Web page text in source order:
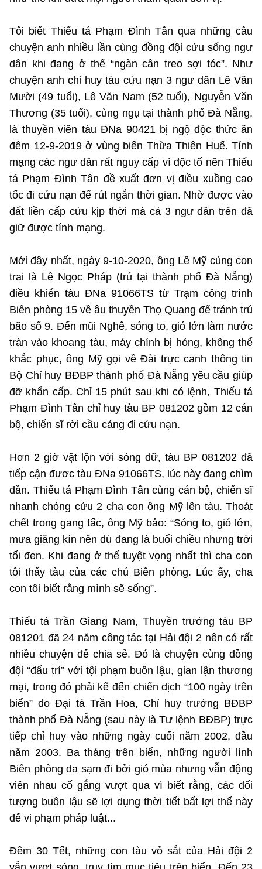
Giám đốc Trung tâm Truyền thông Khoa học và Công nghệ.
Địa chỉ: Ban Biên tập Cổng TTĐT - 18 Nguyễn Du, TP. Hà Nội
Điện thoại: 024 3936 9506
Email: stc@mst.gov.vn
©2026 Bản quyền thuộc Bộ Khoa Học và Công Nghệ
(Ghi rõ nguồn "https://mst.gov.vn" khi phát hành lại thông tin từ
website này)
Tôi biết Thiếu tá Phạm Đình Tân qua những câu
chuyện anh nhiều lần cùng đồng đội cứu sống ngư
dân khi đang ở thế “ngàn cân treo sợi tóc”. Như
chuyện anh chỉ huy tàu cứu nạn 3 ngư dân Lê Văn
Mười (49 tuổi), Lê Văn Nam (52 tuổi), Nguyễn Văn
Thương (35 tuổi), cùng ngụ tại thành phố Đà Nẵng,
là thuyền viên tàu ĐNa 90421 bị ngộ độc thức ăn
đêm 12-9-2019 ở vùng biển Thừa Thiên Huế. Tính
mạng các ngư dân rất nguy cấp vì độc tố nên Thiếu
tá Phạm Đình Tân đề xuất đơn vị điều xuồng cao
tốc đi cứu nạn để rút ngắn thời gian. Nhờ được vào
đất liền cấp cứu kịp thời mà cả 3 ngư dân trên đã
giữ được tính mạng.
Mới đây nhất, ngày 9-10-2020, ông Lê Mỹ cùng con
trai là Lê Ngọc Pháp (trú tại thành phố Đà Nẵng)
điều khiển tàu ĐNa 91066TS từ Trạm công trình
Biên phòng 15 về âu thuyền Thọ Quang để tránh trú
bão số 9. Đến mũi Nghê, sóng to, gió lớn làm nước
tràn vào khoang tàu, máy chính bị hỏng, không thể
khắc phục, ông Mỹ gọi về Đài trực canh thông tin
Bộ Chỉ huy BĐBP thành phố Đà Nẵng yêu cầu giúp
đỡ khẩn cấp. Chỉ 15 phút sau khi có lệnh, Thiếu tá
Phạm Đình Tân chỉ huy tàu BP 081202 gồm 12 cán
bộ, chiến sĩ rời cầu cảng đi cứu nạn.
Hơn 2 giờ vật lộn với sóng dữ, tàu BP 081202 đã
tiếp cận đươc tàu ĐNa 91066TS, lúc này đang chìm
dần. Thiếu tá Phạm Đình Tân cùng cán bộ, chiến sĩ
nhanh chóng cứu 2 cha con ông Mỹ lên tàu. Thoát
chết trong gang tấc, ông Mỹ bảo: “Sóng to, gió lớn,
mưa giăng kín nên dù đang là buổi chiều nhưng trời
tối đen. Khi đang ở thế tuyệt vọng nhất thì cha con
tôi thấy tàu của các chú Biên phòng. Lúc ấy, cha
con tôi biết rằng mình sẽ sống”.
Thiếu tá Trần Giang Nam, Thuyền trưởng tàu BP
081201 đã 24 năm công tác tại Hải đội 2 nên có rất
nhiều chuyện để chia sẻ. Đó là chuyện cùng đồng
đội “đấu trí” với tội phạm buôn lậu, gian lận thương
mại, trong đó phải kể đến chiến dịch “100 ngày trên
biển” do Đại tá Trần Hoa, Chỉ huy trưởng BĐBP
thành phố Đà Nẵng (sau này là Tư lệnh BĐBP) trực
tiếp chỉ huy vào những ngày cuối năm 2002, đầu
năm 2003. Ba tháng trên biển, những người lính
Biên phòng da sạm đi bởi gió mùa nhưng vẫn động
viên nhau cố gắng vượt qua vì biết rằng, các đối
tượng buôn lậu sẽ lợi dụng thời tiết bất lợi thế này
để vi phạm pháp luật...
Đêm 30 Tết, những con tàu vỏ sắt của Hải đội 2